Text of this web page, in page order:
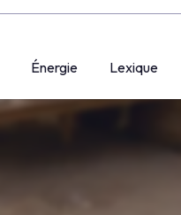
Énergie Lexique